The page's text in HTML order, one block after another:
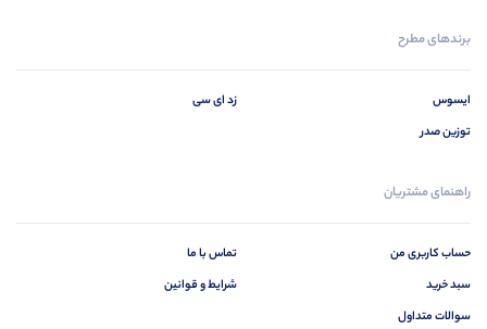
برندهای مطرح
ایسوس
توزین صدر
زد ای سی
راهنمای مشتریان
حساب کاربری من
سبد خرید
سوالات متداول
تماس با ما
شرایط و قوانین